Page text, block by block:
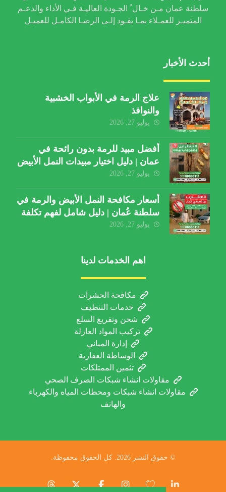
سلطنة عمان مـن خـال ُ الجـودة العاليـة فـي الأداء والدعـم
المتميـز للعمـلاء بمـا يقـود إلـى الرضـا الكامـل للعميـل
أحدث الأخبار
علاج الرمة في الأبواب الخشبية
والنوافذ
يوليو 27, 2026
أفضل مبيد للرمة بدون رائحة في
عمان | دليل اختيار مبيدات النمل الأبيض
يوليو 27, 2026
أسعار مكافحة النمل الأبيض والرمة في
سلطنة عُمان | دليل شامل لفهم تكلفة
الخدمة والعوامل المؤثرة
يوليو 27, 2026
اهم الخدمات لدينا
مكافحة الحشرات
خدمات التنظيف
شحن وتفريغ السلع
تركيب المواد العازلة
إدارة المباني
الوساطة العقارية
تثمين الممتلكات
مقاولات انشاء شبكات الصرف الصحي
مقاولات انشاء شبكات ومحطات المياه والكهرباء
والهاتف
© حقوق النشر 2026. كل الحقوق محفوظة.